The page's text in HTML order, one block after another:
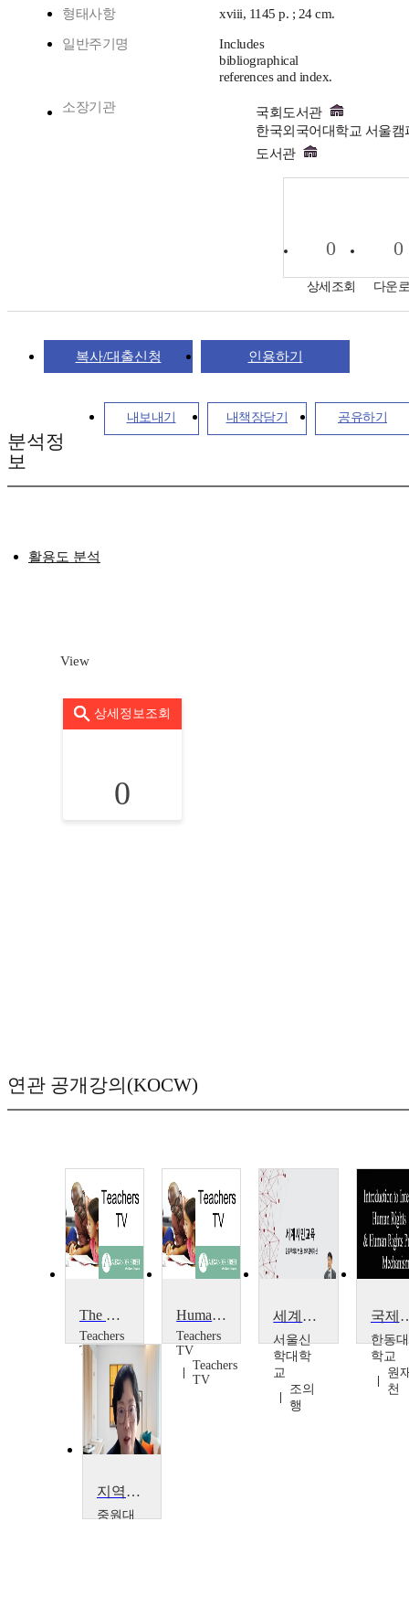
형태사항 xviii, 1145 p. ; 24 cm.
일반주기명
Includes
bibliographical
references and index.
소장기관
국회도서관
한국외국어대학교 서울캠
도서관
0
상세조회
0
다운
복사/대출신청 인용하기
내보내기 내책장담기 공유하기
분석정
보
활용도 분석
View
상세정보조회
0
연관 공개강의(KOCW)
The Human Rights Experience
Teachers
TV
Teachers
TV
Human Rights and Wrongs: Innovative Approaches to Citizenship
Teachers
TV
Teachers
TV
세계시민교육:민주주의와 인권
서울신
학대학
교
조의
행
국제
한동대
학교
원
천
지역사회와 인권문제
중원대